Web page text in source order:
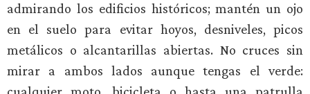
admirando los edificios históricos; mantén un ojo
en el suelo para evitar hoyos, desniveles, picos
metálicos o alcantarillas abiertas. No cruces sin
mirar a ambos lados aunque tengas el verde: